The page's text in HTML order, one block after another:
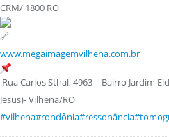
CRM/ 1800 RO
www.megaimagemvilhena.com.br
Rua Carlos Sthal, 4963 – Bairro Jardim
Jesus)- Vilhena/RO
#vilhena#rondônia#ressonância